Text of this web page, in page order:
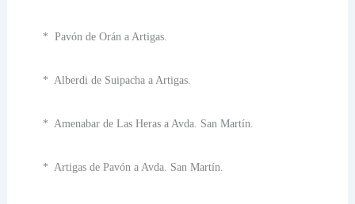
* Pavón de Orán a Artigas.
* Alberdi de Suipacha a Artigas.
* Amenabar de Las Heras a Avda. San Martín.
* Artigas de Pavón a Avda. San Martín.